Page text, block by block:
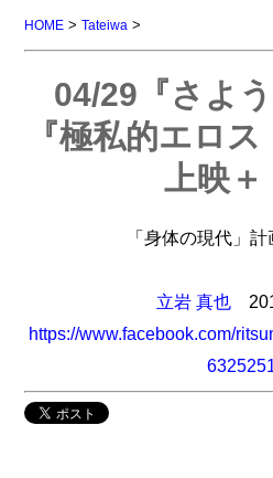
HOME >Tateiwa >
04/29『さよう
『極私的エロス
上映＋
「身体の現代」
立岩 真也
https://www.facebook.com/